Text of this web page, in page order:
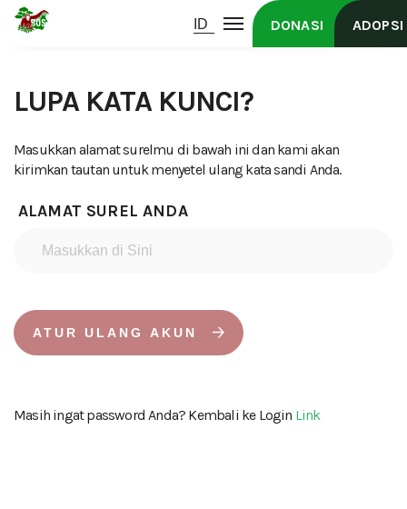
DONASI ADOPSI
LUPA KATA KUNCI?
Masukkan alamat surelmu di bawah ini dan kami akan
kirimkan tautan untuk menyetel ulang kata sandi Anda.
ALAMAT SUREL ANDA
ATUR ULANG AKUN
Masih ingat password Anda? Kembali ke Login Link